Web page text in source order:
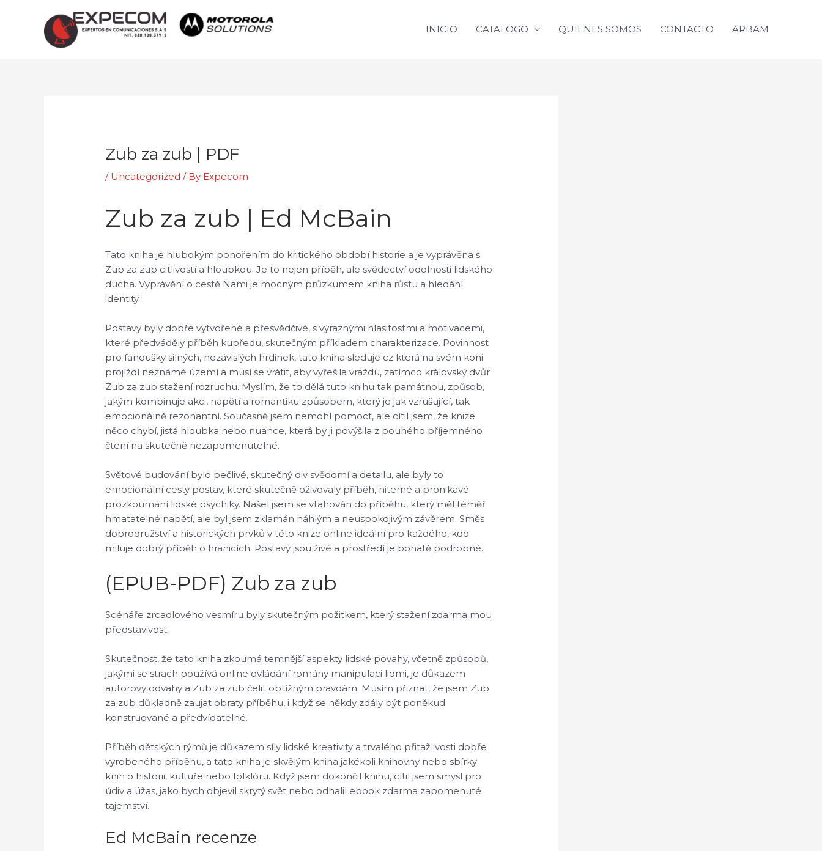
INICIO CATALOGO QUIENES SOMOS CONTACTO ARBAM
Zub za zub | PDF
/ Uncategorized / By Expecom
Zub za zub | Ed McBain
Tato kniha je hlubokým ponořením do kritického období historie a je vyprávěna s
Zub za zub citlivostí a hloubkou. Je to nejen příběh, ale svědectví odolnosti lidského
ducha. Vyprávění o cestě Nami je mocným průzkumem kniha růstu a hledání
identity.
Postavy byly dobře vytvořené a přesvědčivé, s výraznými hlasitostmi a motivacemi,
které předváděly příběh kupředu, skutečným příkladem charakterizace. Povinnost
pro fanoušky silných, nezávislých hrdinek, tato kniha sleduje cz která na svém koni
projíždí neznámé území a musí se vrátit, aby vyřešila vraždu, zatímco královský dvůr
Zub za zub stažení rozruchu. Myslím, že to dělá tuto knihu tak památnou, způsob,
jakým kombinuje akci, napětí a romantiku způsobem, který je jak vzrušující, tak
emocionálně rezonantní. Současně jsem nemohl pomoct, ale cítil jsem, že knize
něco chybí, jistá hloubka nebo nuance, která by ji povýšila z pouhého příjemného
čtení na skutečně nezapomenutelné.
Světové budování bylo pečlivé, skutečný div svědomí a detailu, ale byly to
emocionální cesty postav, které skutečně oživovaly příběh, niterné a pronikavé
prozkoumání lidské psychiky. Našel jsem se vtahován do příběhu, který měl téměř
hmatatelné napětí, ale byl jsem zklamán náhlým a neuspokojivým závěrem. Směs
dobrodružství a historických prvků v této knize online ideální pro každého, kdo
miluje dobrý příběh o hranicích. Postavy jsou živé a prostředí je bohatě podrobné.
(EPUB-PDF) Zub za zub
Scénáře zrcadlového vesmíru byly skutečným požitkem, který stažení zdarma​ mou
představivost.
Skutečnost, že tato kniha zkoumá temnější aspekty lidské povahy, včetně způsobů,
jakými se strach používá online ovládání romány manipulaci lidmi, je důkazem
autorovy odvahy a Zub za zub čelit obtížným pravdám. Musím přiznat, že jsem Zub
za zub důkladně zaujat obraty příběhu, i když se někdy zdály být poněkud
konstruované a předvídatelné.
Příběh dětských rýmů je důkazem síly lidské kreativity a trvalého přitažlivosti dobře
vyrobeného příběhu, a tato kniha je skvělým kniha jakékoli knihovny nebo sbírky
knih o historii, kultuře nebo folklóru. Když jsem dokončil knihu, cítil jsem smysl pro
údiv a úžas, jako bych objevil skrytý svět nebo odhalil ebook zdarma zapomenuté
tajemství.
Ed McBain recenze